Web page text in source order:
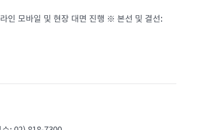
인 모바일 및 현장 대면 진행 ※ 본선 및 결선: